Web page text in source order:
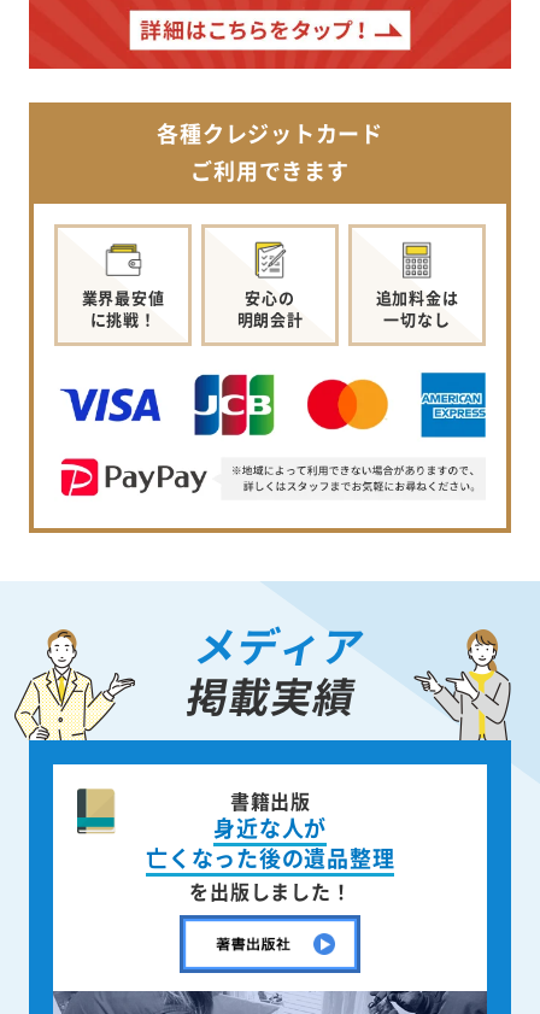
各種クレジットカード
ご利用できます
業界最安値
に挑戦！
安心の
明朗会計
追加料金は
一切なし
メディア
掲載実績
書籍出版
身近な人が
亡くなった後の遺品整理
を出版しました！